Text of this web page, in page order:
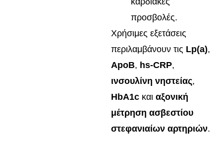
προσβολές.
Χρήσιμες εξετάσεις
περιλαμβάνουν τις Lp(a),
ApoB, hs-CRP,
ινσουλίνη νηστείας,
HbA1c και αξονική
μέτρηση ασβεστίου
στεφανιαίων αρτηριών.